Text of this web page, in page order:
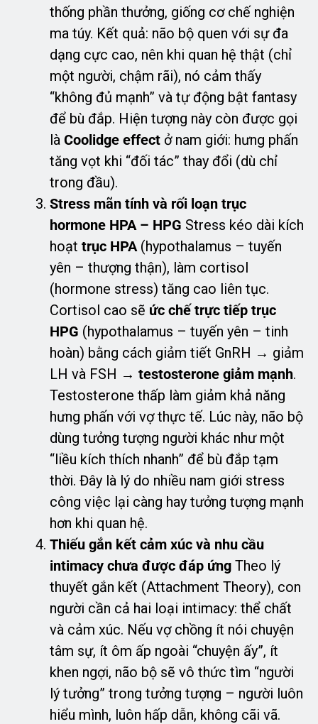
thống phần thưởng, giống cơ chế nghiện
ma túy. Kết quả: não bộ quen với sự đa
dạng cực cao, nên khi quan hệ thật (chỉ
một người, chậm rãi), nó cảm thấy
“không đủ mạnh” và tự động bật fantasy
để bù đắp. Hiện tượng này còn được gọi
là Coolidge effect ở nam giới: hưng phấn
tăng vọt khi “đối tác” thay đổi (dù chỉ
trong đầu).
Stress mãn tính và rối loạn trục
hormone HPA – HPG Stress kéo dài kích
hoạt trục HPA (hypothalamus – tuyến
yên – thượng thận), làm cortisol
(hormone stress) tăng cao liên tục.
Cortisol cao sẽ ức chế trực tiếp trục
HPG (hypothalamus – tuyến yên – tinh
hoàn) bằng cách giảm tiết GnRH → giảm
LH và FSH → testosterone giảm mạnh.
Testosterone thấp làm giảm khả năng
hưng phấn với vợ thực tế. Lúc này, não bộ
dùng tưởng tượng người khác như một
“liều kích thích nhanh” để bù đắp tạm
thời. Đây là lý do nhiều nam giới stress
công việc lại càng hay tưởng tượng mạnh
hơn khi quan hệ.
Thiếu gắn kết cảm xúc và nhu cầu
intimacy chưa được đáp ứng Theo lý
thuyết gắn kết (Attachment Theory), con
người cần cả hai loại intimacy: thể chất
và cảm xúc. Nếu vợ chồng ít nói chuyện
tâm sự, ít ôm ấp ngoài “chuyện ấy”, ít
khen ngợi, não bộ sẽ vô thức tìm “người
lý tưởng” trong tưởng tượng – người luôn
hiểu mình, luôn hấp dẫn, không cãi vã.